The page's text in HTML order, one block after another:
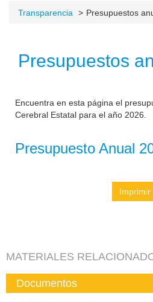
Transparencia Presupuestos
Presupuestos
Encuentra en esta página el
Cerebral Estatal para el año 2026.
Presupuesto Anual
Imprimir
MATERIALES
Documentos